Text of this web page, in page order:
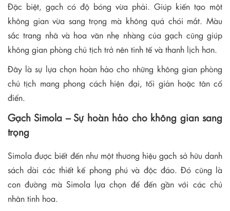
Đặc biệt, gạch có độ bóng vừa phải. Giúp kiến tạo một
không gian vừa sang trọng mà không quá chói mắt. Màu
sắc trang nhã và hoa văn nhẹ nhàng của gạch cũng giúp
không gian phòng chủ tịch trở nên tinh tế và thanh lịch hơn.
Đây là sự lựa chọn hoàn hảo cho những không gian phòng
chủ tịch mang phong cách hiện đại, tối giản hoặc tân cổ
điển.
Gạch Simola – Sự hoàn hảo cho không gian sang
trọng
Simola được biết đến như một thương hiệu gạch sở hữu danh
sách dài các thiết kế phong phú và độc đáo. Đó cũng là
con đường mà Simola lựa chọn để đến gần với các chủ
nhân tinh hoa.